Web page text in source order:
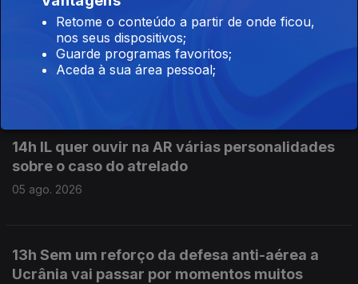
9h Zelensky pede reforço da defesa aérea
14h IL quer ouvir na AR várias personalidades
sobre o caso do atrelado
05 ago. 2026
13h Sem um reforço da defesa anti-aérea a
Ucrânia vai passar por momentos muitos
Retome o conteúdo a partir de onde ficou,
nos seus dispositivos;
Guarde programas favoritos;
Aceda à sua área pessoal;